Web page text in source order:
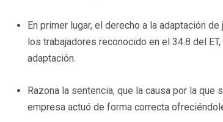
En primer lugar, el derecho a la adaptación
los trabajadores reconocido en el 34.8 del
adaptación.
Razona la sentencia, que la causa por la
empresa actuó de forma correcta